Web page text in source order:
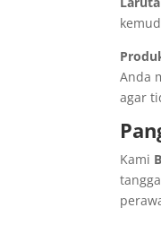
Anda
agar
Kami